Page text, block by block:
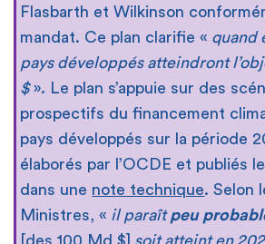
Flasbarth et Wilkinson
mandat. Ce plan clarifie « quand
pays développés atteindront
$». Le plan s’appuie sur des
prospectifs du financement
pays développés sur la période
élaborés par l’OCDE et publiés
dans une note technique. Selon
Ministres, « il paraîtpeu
[des 100 Md $] soit atteint en